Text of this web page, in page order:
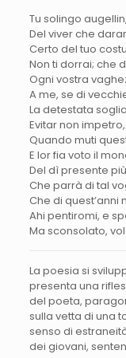
Tu solingo
Del viver che
Certo del tuo
Non ti dorrai; che
Ogni vostra
A me, se
La detestata soglia
Evitar non impetro,
Quando muti
E lor fia voto il
Del dì
Che parrà di tal
Che di quest’anni
Ahi pentiromi, e
Ma sconsolato,
La poesia si
presenta una
del poeta,
sulla vetta di una
senso di
dei giovani,